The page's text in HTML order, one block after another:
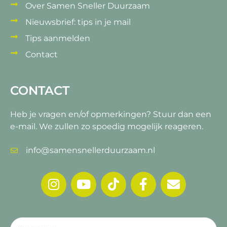
Over Samen Sneller Duurzaam
Nieuwsbrief: tips in je mail
Tips aanmelden
Contact
CONTACT
Heb je vragen en/of opmerkingen? Stuur dan een
e-mail. We zullen zo spoedig mogelijk reageren.
info@samensnellerduurzaam.nl